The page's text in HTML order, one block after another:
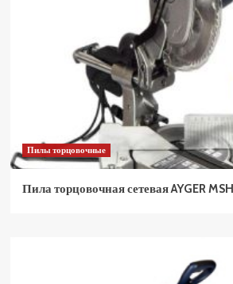
Пилы торцовочные
Пила торцовочная сетевая AYGER